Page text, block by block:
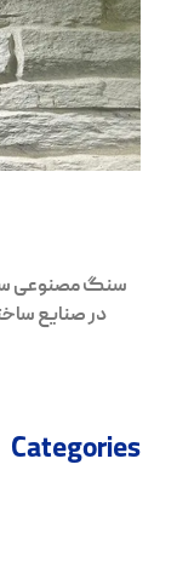
سنگ مصنوعی
در صنایع
Categories